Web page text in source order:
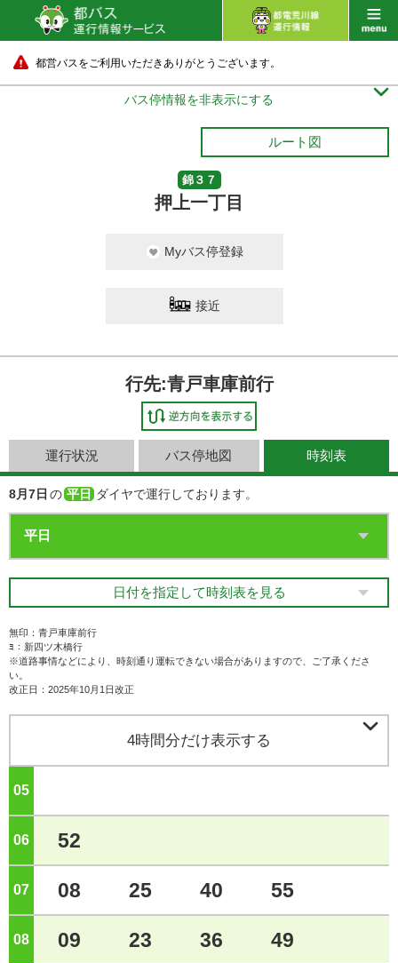
都営バスをご利用いただきありがとうございます。
バス停情報を非表示にする 
ルート図
錦３７
押上一丁目
Myバス停登録
接近
行先:青戸車庫前行
運行状況 バス停地図 時刻表
8月7日 の 平日 ダイヤで運行しております。
日付を指定して時刻表を見る
無印：青戸車庫前行
ﾖ：新四ツ木橋行
※道路事情などにより、時刻通り運転できない場合がありますので、ご了承くださ
い。
改正日：2025年10月1日改正
4時間分だけ表示する 
05
06 52
07 08 25 40 55
08 09 23 36 49